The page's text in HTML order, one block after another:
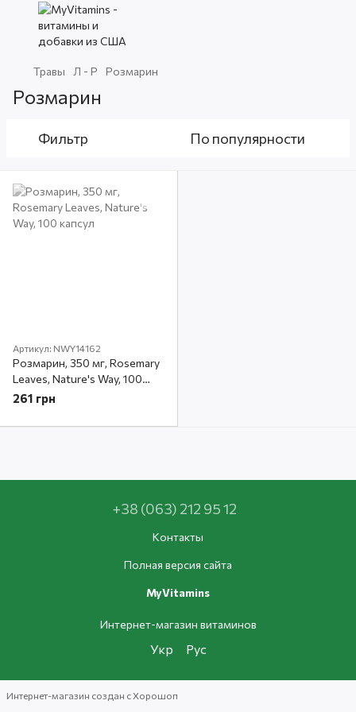
Травы Л - Р Розмарин
Розмарин
Фильтр По популярности
Артикул: NWY14162
Розмарин, 350 мг, Rosemary
Leaves, Nature's Way, 100
капсул
261 грн
+38 (063) 212 95 12
Контакты
Полная версия сайта
MyVitamins
Интернет-магазин витаминов
Укр Рус
Интернет-магазин создан с Хорошоп